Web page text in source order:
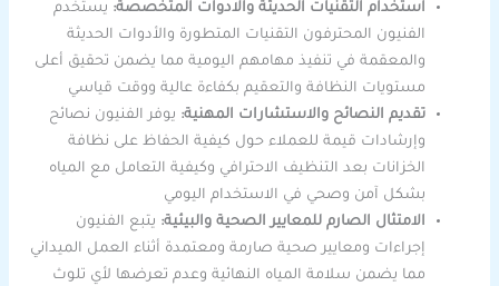
استخدام التقنيات الحديثة والادوات المتخصصة: يستخدم
الفنيون المحترفون التقنيات المتطورة والأدوات الحديثة
والمعقمة في تنفيذ مهامهم اليومية مما يضمن تحقيق أعلى
مستويات النظافة والتعقيم بكفاءة عالية ووقت قياسي
تقديم النصائح والاستشارات المهنية: يوفر الفنيون نصائح
وإرشادات قيمة للعملاء حول كيفية الحفاظ على نظافة
الخزانات بعد التنظيف الاحترافي وكيفية التعامل مع المياه
بشكل آمن وصحي في الاستخدام اليومي
الامتثال الصارم للمعايير الصحية والبيئية: يتبع الفنيون
إجراءات ومعايير صحية صارمة ومعتمدة أثناء العمل الميداني
مما يضمن سلامة المياه النهائية وعدم تعرضها لأي تلوث